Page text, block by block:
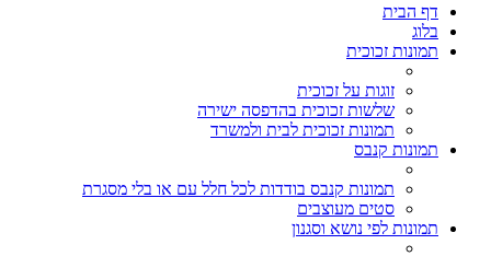
דף הבית
בלוג
תמונות זכוכית
זוגות על זכוכית
שלשות זכוכית בהדפסה ישירה
תמונות זכוכית לבית ולמשרד
תמונות קנבס
תמונות קנבס בודדות לכל חלל עם או בלי מסגרת
סטים מעוצבים
תמונות לפי נושא וסגנון